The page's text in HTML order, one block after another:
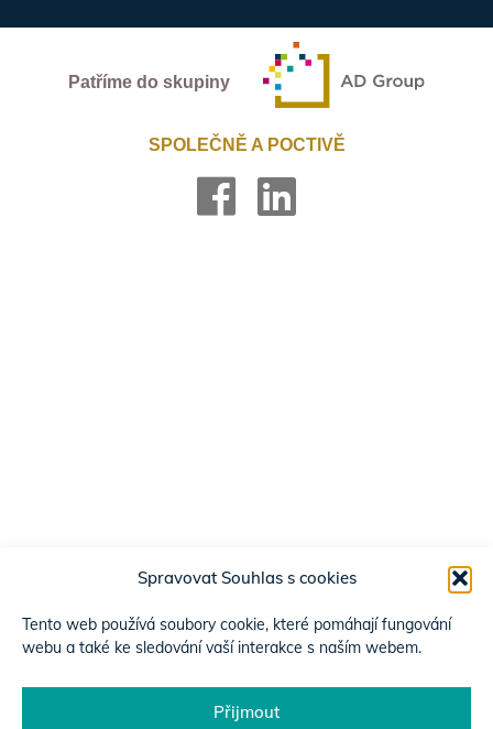
Spravovat Souhlas s cookies
Tento web používá soubory cookie, které pomáhají fungování
webu a také ke sledování vaší interakce s naším webem.
Přijmout
Patříme do skupiny
SPOLEČNĚ A POCTIVĚ